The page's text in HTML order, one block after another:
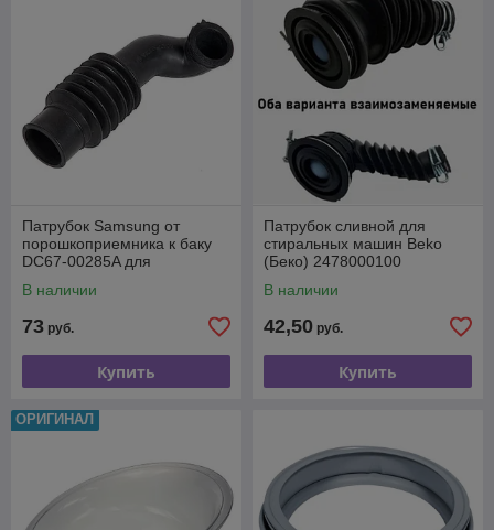
Патрубок Samsung от
порошкоприемника к баку
DC67-00285A для
В наличии
73 руб.
Купить
Патрубок сливной для
стиральных машин Beko
(Беко) 2478000100
В наличии
42,50 руб.
Купить
ОРИГИНАЛ